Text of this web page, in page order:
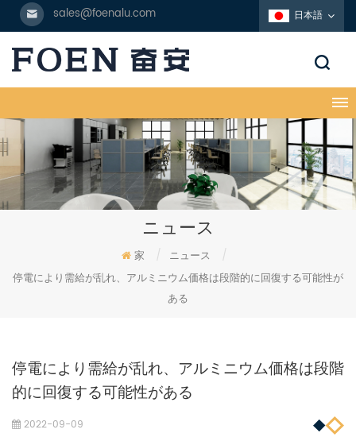
sales@foenalu.com 日本語
ニュース
家 / ニュース
/
停電により需給が乱れ、アルミニウム価格は段階的に回復する可能性が
ある
停電により需給が乱れ、アルミニウム価格は段階
的に回復する可能性がある
2022-09-09